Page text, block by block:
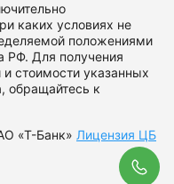
каких условиях не
положениями
РФ. Для получения
стоимости указанных
обращайтесь к
«Т-Банк» Лицензия ЦБ